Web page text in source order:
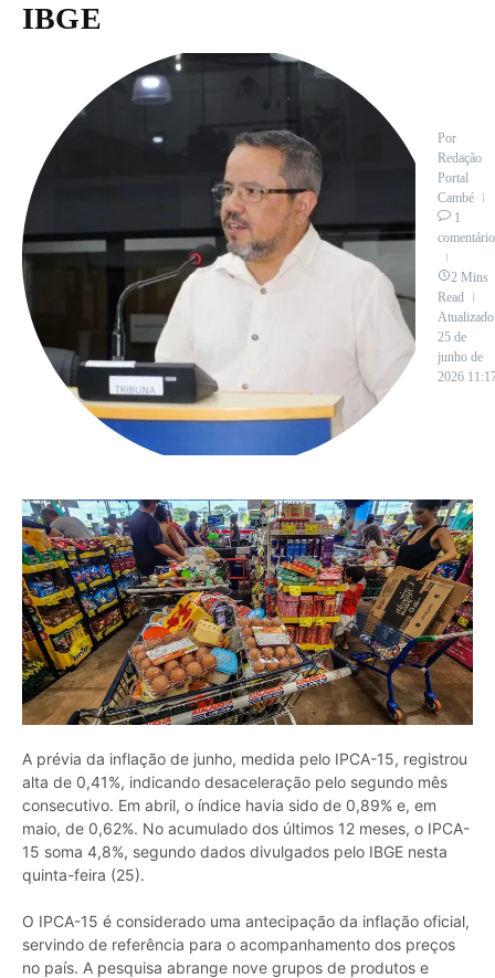
IBGE
Por
Redação
Portal
Cambé
1
comentário
2 Mins
Read
25 de
junho de
2026
A prévia da inflação de junho, medida pelo IPCA-15, registrou
alta de 0,41%, indicando desaceleração pelo segundo mês
consecutivo. Em abril, o índice havia sido de 0,89% e, em
maio, de 0,62%. No acumulado dos últimos 12 meses, o IPCA-
15 soma 4,8%, segundo dados divulgados pelo IBGE nesta
quinta-feira (25).
O IPCA-15 é considerado uma antecipação da inflação oficial,
servindo de referência para o acompanhamento dos preços
no país. A pesquisa abrange nove grupos de produtos e